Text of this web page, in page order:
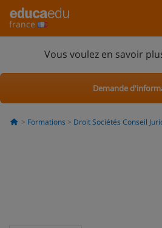
france
Vous voulez en savoir
Demande
Formations Droit Sociétés Conseil